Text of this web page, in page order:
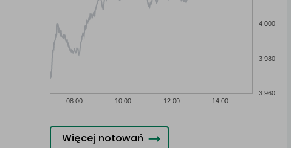
08:00 10:00 12:00 14:00
3 960
3 980
4 000
Więcej notowań